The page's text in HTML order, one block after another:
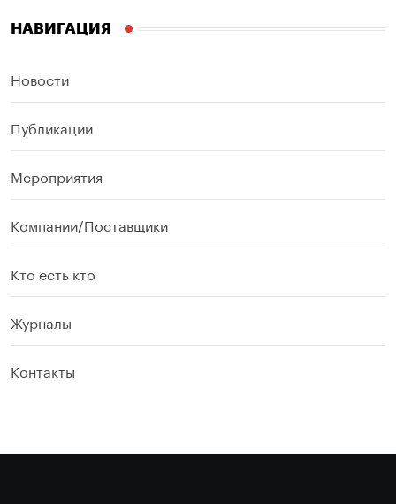
НАВИГАЦИЯ
Новости
Публикации
Мероприятия
Компании/Поставщики
Кто есть кто
Журналы
Контакты